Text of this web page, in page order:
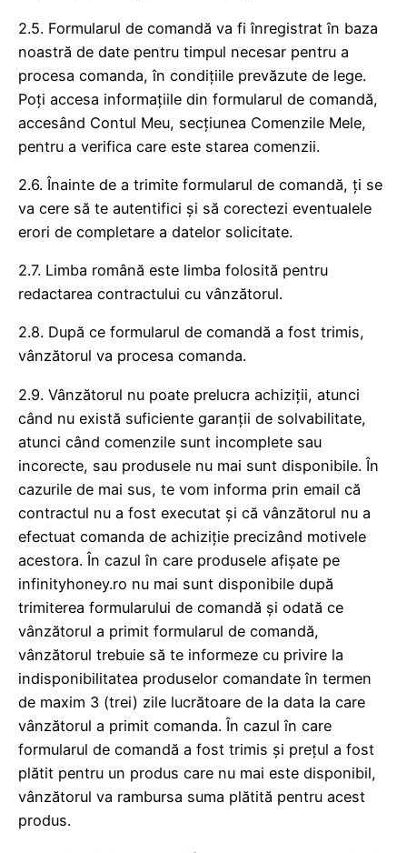
2.5. Formularul de comandă va fi înregistrat în baza
noastră de date pentru timpul necesar pentru a
procesa comanda, în condițiile prevăzute de lege.
Poți accesa informațiile din formularul de comandă,
accesând Contul Meu, secțiunea Comenzile Mele,
pentru a verifica care este starea comenzii.
2.6. Înainte de a trimite formularul de comandă, ți se
va cere să te autentifici și să corectezi eventualele
erori de completare a datelor solicitate.
2.7. Limba română este limba folosită pentru
redactarea contractului cu vânzătorul.
2.8. După ce formularul de comandă a fost trimis,
vânzătorul va procesa comanda.
2.9. Vânzătorul nu poate prelucra achiziții, atunci
când nu există suficiente garanții de solvabilitate,
atunci când comenzile sunt incomplete sau
incorecte, sau produsele nu mai sunt disponibile. În
cazurile de mai sus, te vom informa prin email că
contractul nu a fost executat și că vânzătorul nu a
efectuat comanda de achiziție precizând motivele
acestora. În cazul în care produsele afișate pe
infinityhoney.ro nu mai sunt disponibile după
trimiterea formularului de comandă și odată ce
vânzătorul a primit formularul de comandă,
vânzătorul trebuie să te informeze cu privire la
indisponibilitatea produselor comandate în termen
de maxim 3 (trei) zile lucrătoare de la data la care
vânzătorul a primit comanda. În cazul în care
formularul de comandă a fost trimis și prețul a fost
plătit pentru un produs care nu mai este disponibil,
vânzătorul va rambursa suma plătită pentru acest
produs.